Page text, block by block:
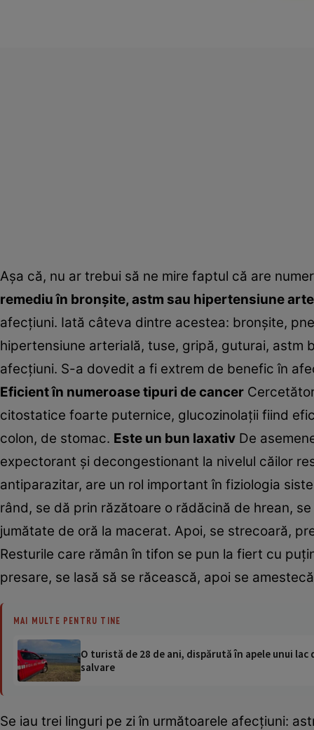
Aşa că, nu ar trebui să ne mire faptul că are
remediu în bronşite, astm sau hipertensiune
afecţiuni. Iată câteva dintre acestea: bronşite,
hipertensiune arterială, tuse, gripă, guturai, astm
afecţiuni. S-a dovedit a fi extrem de benefic în
Eficient în numeroase tipuri de cancer
citostatice foarte puternice, glucozinolaţii fiind
colon, de stomac. Este un bun laxativ De
expectorant şi decongestionant la nivelul căilor
antiparazitar, are un rol important în fiziologia
rând, se dă prin răzătoare o rădăcină de hrean,
jumătate de oră la macerat. Apoi, se strecoară,
Resturile care rămân în tifon se pun la fiert cu
presare, se lasă să se răcească, apoi se
MAI MULTE PENTRU TINE
O turistă de 28 de ani, dispărută în apele unui
salvare
Se iau trei linguri pe zi în următoarele afecţiuni: